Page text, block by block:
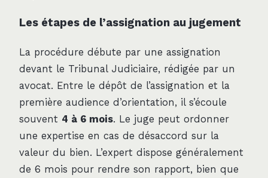
Les étapes de l’assignation au jugement
La procédure débute par une assignation
devant le Tribunal Judiciaire, rédigée par un
avocat. Entre le dépôt de l’assignation et la
première audience d’orientation, il s’écoule
souvent 4 à 6 mois. Le juge peut ordonner
une expertise en cas de désaccord sur la
valeur du bien. L’expert dispose généralement
de 6 mois pour rendre son rapport, bien que